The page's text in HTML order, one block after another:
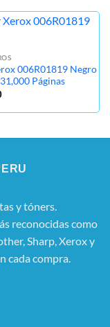
006R01819 Negro
Páginas
y tóners.
reconocidas como
Sharp, Xerox y
cada compra.